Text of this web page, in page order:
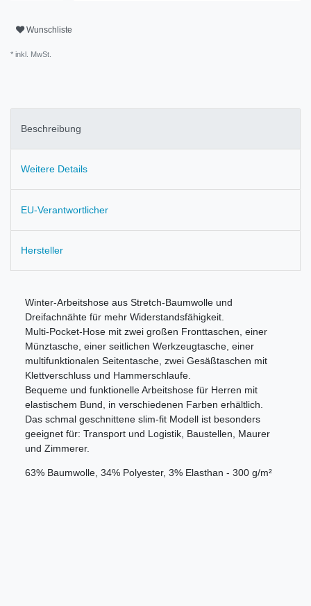
Wunschliste
* inkl. MwSt.
Beschreibung
Weitere Details
EU-Verantwortlicher
Hersteller
Winter-Arbeitshose aus Stretch-Baumwolle und
Dreifachnähte für mehr Widerstandsfähigkeit.
Multi-Pocket-Hose mit zwei großen Fronttaschen, einer
Münztasche, einer seitlichen Werkzeugtasche, einer
multifunktionalen Seitentasche, zwei Gesäßtaschen mit
Klettverschluss und Hammerschlaufe.
Bequeme und funktionelle Arbeitshose für Herren mit
elastischem Bund, in verschiedenen Farben erhältlich.
Das schmal geschnittene slim-fit Modell ist besonders
geeignet für: Transport und Logistik, Baustellen, Maurer
und Zimmerer.
63% Baumwolle, 34% Polyester, 3% Elasthan - 300 g/m²